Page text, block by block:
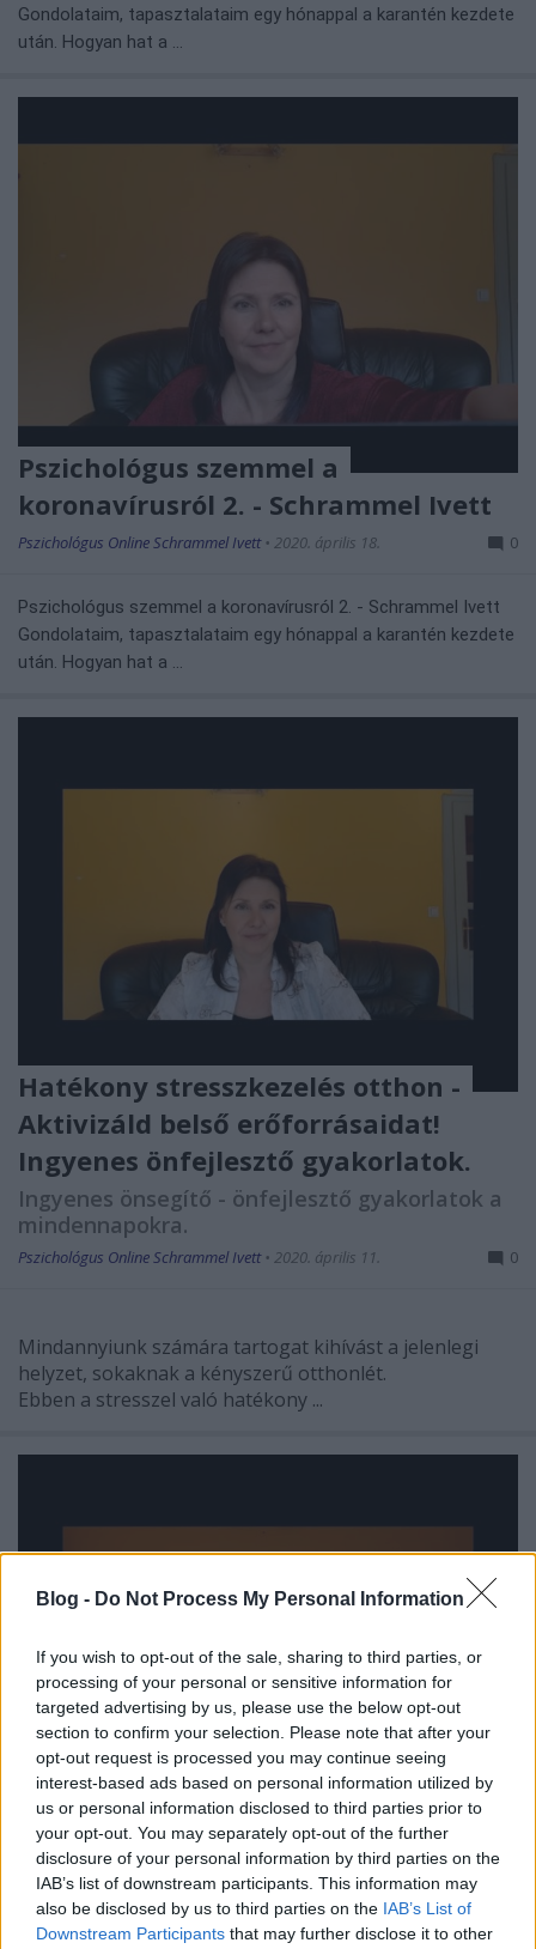
Blog - Do Not Process My Personal Information
If you wish to opt-out of the sale, sharing to third parties, or
processing of your personal or sensitive information for
targeted advertising by us, please use the below opt-out
section to confirm your selection. Please note that after your
opt-out request is processed you may continue seeing
interest-based ads based on personal information utilized by
us or personal information disclosed to third parties prior to
your opt-out. You may separately opt-out of the further
disclosure of your personal information by third parties on the
IAB’s list of downstream participants. This information may
also be disclosed by us to third parties on the IAB’s List of
Downstream Participants that may further disclose it to other
Gondolataim, tapasztalataim egy hónappal a karantén kezdete
után. Hogyan hat a ...
Pszichológus szemmel a
koronavírusról 2. - Schrammel Ivett
Pszichológus Online Schrammel Ivett • 2020. április 18. 0
Pszichológus szemmel a koronavírusról 2. - Schrammel Ivett
Gondolataim, tapasztalataim egy hónappal a karantén kezdete
után. Hogyan hat a ...
Hatékony stresszkezelés otthon -
Aktivizáld belső erőforrásaidat!
Ingyenes önfejlesztő gyakorlatok.
Ingyenes önsegítő - önfejlesztő gyakorlatok a
mindennapokra.
Pszichológus Online Schrammel Ivett • 2020. április 11. 0
Mindannyiunk számára tartogat kihívást a jelenlegi
helyzet, sokaknak a kényszerű otthonlét.
Ebben a stresszel való hatékony ...
A biztonságos hely megtalálása -
Relaxáció, imagináció
Pszichológus Online Schrammel Ivett • 2020. április 10.